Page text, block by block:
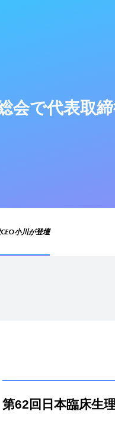
会で代表取
小川が登壇
第62回日本臨床生